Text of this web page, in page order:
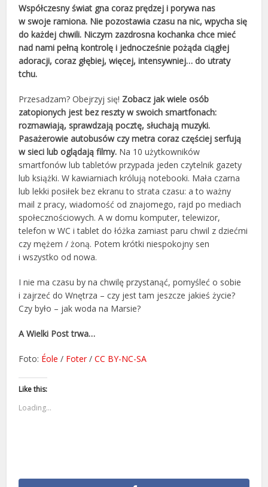
Współczesny świat gna coraz prędzej i porywa nas
w swoje ramiona. Nie pozostawia czasu na nic, wpycha się
do każdej chwili. Niczym zazdrosna kochanka chce mieć
nad nami pełną kontrolę i jednocześnie pożąda ciągłej
adoracji, coraz głębiej, więcej, intensywniej… do utraty
tchu.
Przesadzam? Obejrzyj się! Zobacz jak wiele osób
zatopionych jest bez reszty w swoich smartfonach:
rozmawiają, sprawdzają pocztę, słuchają muzyki.
Pasażerowie autobusów czy metra coraz częściej serfują
w sieci lub oglądają filmy. Na 10 użytkowników
smartfonów lub tabletów przypada jeden czytelnik gazety
lub książki. W kawiarniach królują notebooki. Mała czarna
lub lekki posiłek bez ekranu to strata czasu: a to ważny
mail z pracy, wiadomość od znajomego, rajd po mediach
społecznościowych. A w domu komputer, telewizor,
telefon w WC i tablet do łóżka zamiast paru chwil z dziećmi
czy mężem / żoną. Potem krótki niespokojny sen
i wszystko od nowa.
I nie ma czasu by na chwilę przystanąć, pomyśleć o sobie
i zajrzeć do Wnętrza – czy jest tam jeszcze jakieś życie?
Czy było – jak woda na Marsie?
A Wielki Post trwa…
Foto: Éole / Foter/CC BY-NC-SA
Like this:
Loading...